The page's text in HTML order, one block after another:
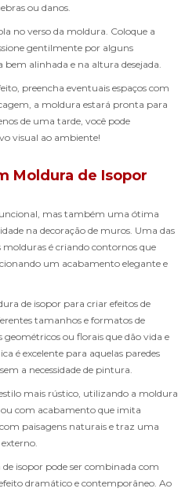
ou danos.
no verso da moldura. Coloque a
gentilmente por alguns
bem alinhada e na altura desejada.
preencha eventuais espaços com
a moldura estará pronta para
de uma tarde, você pode
visual ao ambiente!
Moldura de Isopor
mas também uma ótima
na decoração de muros. Uma das
é criando contornos que
um acabamento elegante e
de isopor para criar efeitos de
tamanhos e formatos de
ou florais que dão vida e
é excelente para aquelas paredes
a necessidade de pintura.
mais rústico, utilizando a moldura
com acabamento que imita
paisagens naturais e traz uma
isopor pode ser combinada com
dramático e contemporâneo. Ao